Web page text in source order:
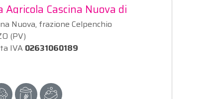
Agricola Cascina Nuova di
Erika
Nuova, frazione Celpenchio
(PV)
IVA 02631060189